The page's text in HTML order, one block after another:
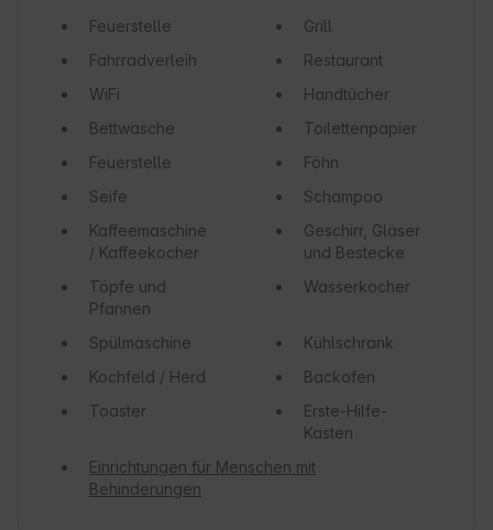
Feuerstelle
Grill
Fahrradverleih
Restaurant
WiFi
Handtücher
Bettwäsche
Toilettenpapier
Feuerstelle
Föhn
Seife
Schampoo
Kaffeemaschine
/ Kaffeekocher
Geschirr, Gläser
und Bestecke
Töpfe und
Pfannen
Wasserkocher
Spülmaschine
Kühlschrank
Kochfeld / Herd
Backofen
Toaster
Erste-Hilfe-
Kasten
Einrichtungen für Menschen mit
Behinderungen